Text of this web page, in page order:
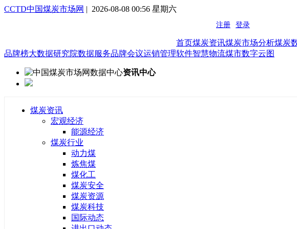
CCTD中国煤炭市场网 | 2026-08-08 00:56 星期六
首页煤炭资讯煤炭市场分析煤炭
品牌榜大数据研究院数据服务品牌会议运销管理软件智慧物流煤市数字云图
资讯中心
煤炭资讯
宏观经济
能源经济
煤炭行业
动力煤
炼焦煤
煤化工
煤炭安全
煤炭资源
煤炭科技
国际动态